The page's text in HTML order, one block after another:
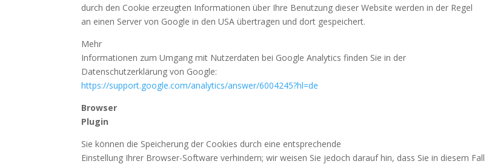
durch den Cookie erzeugten Informationen über Ihre Benutzung dieser Website werden in der Regel
an einen Server von Google in den USA übertragen und dort gespeichert.
Mehr
Informationen zum Umgang mit Nutzerdaten bei Google Analytics finden Sie in der
Datenschutzerklärung von Google:
https://support.google.com/analytics/answer/6004245?hl=de
Browser
Plugin
Sie können die Speicherung der Cookies durch eine entsprechende
Einstellung Ihrer Browser-Software verhindern; wir weisen Sie jedoch darauf hin, dass Sie in diesem Fall